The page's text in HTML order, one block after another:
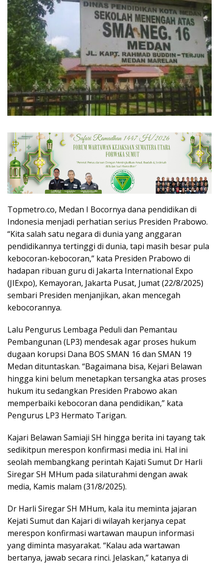
Topmetro.co, Medan I Bocornya dana pendidikan di
Indonesia menjadi perhatian serius Presiden Prabowo.
“Kita salah satu negara di dunia yang anggaran
pendidikannya tertinggi di dunia, tapi masih besar pula
kebocoran-kebocoran,” kata Presiden Prabowo di
hadapan ribuan guru di Jakarta International Expo
(JIExpo), Kemayoran, Jakarta Pusat, Jumat (22/8/2025)
sembari Presiden menjanjikan, akan mencegah
kebocorannya.
Lalu Pengurus Lembaga Peduli dan Pemantau
Pembangunan (LP3) mendesak agar proses hukum
dugaan korupsi Dana BOS SMAN 16 dan SMAN 19
Medan dituntaskan. “Bagaimana bisa, Kejari Belawan
hingga kini belum menetapkan tersangka atas proses
hukum itu sedangkan Presiden Prabowo akan
memperbaiki kebocoran dana pendidikan,” kata
Pengurus LP3 Hermato Tarigan.
Kajari Belawan Samiaji SH hingga berita ini tayang tak
sedikitpun merespon konfirmasi media ini. Hal ini
seolah membangkang perintah Kajati Sumut Dr Harli
Siregar SH MHum pada silaturahmi dengan awak
media, Kamis malam (31/8/2025).
Dr Harli Siregar SH MHum, kala itu meminta jajaran
Kejati Sumut dan Kajari di wilayah kerjanya cepat
merespon konfirmasi wartawan maupun informasi
yang diminta masyarakat. “Kalau ada wartawan
bertanya, jawab secara rinci. Jelaskan,” katanya di